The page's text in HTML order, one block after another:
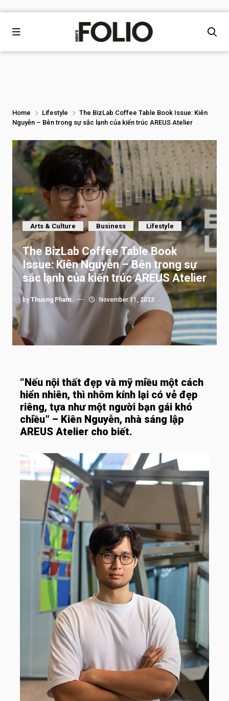
Home Lifestyle
The BizLab Coffee Table Book Issue: Kiên
Nguyễn – Bên trong sự sắc lạnh của kiến trúc AREUS Atelier
Arts & Culture Business Lifestyle
The BizLab Coffee Table Book
Issue: Kiên Nguyễn – Bên trong sự
sắc lạnh của kiến trúc AREUS Atelier
by Thuong Pham November 11, 2023
“Nếu nội thất đẹp và mỹ miều một cách
hiển nhiên, thì nhôm kính lại có vẻ đẹp
riêng, tựa như một người bạn gái khó
chiều” – Kiên Nguyễn, nhà sáng lập
AREUS Atelier cho biết.